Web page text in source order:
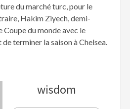
du marché turc, pour le
Hakim Ziyech, demi-
du monde avec le
terminer la saison à Chelsea.
wisdom